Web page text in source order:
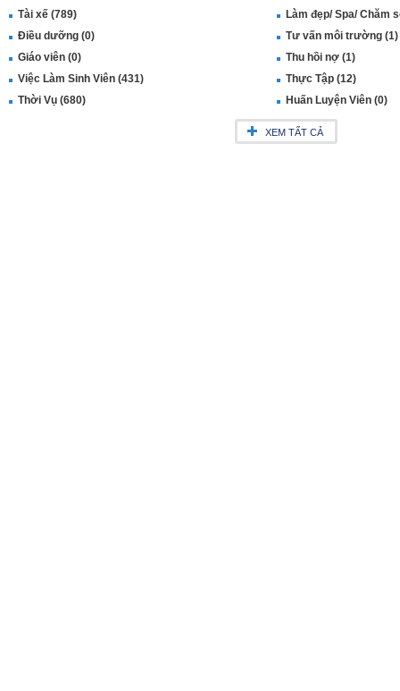
Tài xế (789)
Làm đẹp/ Spa/ Chăm
Điều dưỡng (0)
Tư vấn môi trường (1)
Giáo viên (0)
Thu hồi nợ (1)
Việc Làm Sinh Viên (431)
Thực Tập (12)
Thời Vụ (680)
Huấn Luyện Viên (0)
XEM TẤT CẢ